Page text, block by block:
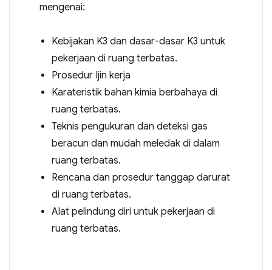
mengenai:
Kebijakan K3 dan dasar-dasar K3 untuk
pekerjaan di ruang terbatas.
Prosedur Ijin kerja
Karateristik bahan kimia berbahaya di
ruang terbatas.
Teknis pengukuran dan deteksi gas
beracun dan mudah meledak di dalam
ruang terbatas.
Rencana dan prosedur tanggap darurat
di ruang terbatas.
Alat pelindung diri untuk pekerjaan di
ruang terbatas.